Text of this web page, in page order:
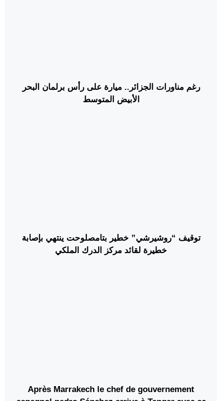
رغم مناورات الجزائر.. ميارة على رأس برلمان البحر
الأبيض المتوسط
توقيف “روشيرشي” خطير بتامصلوحت ينتهي بإصابة
خطيرة لقائد مركز الدرك الملكي
Après Marrakech le chef de gouvernement